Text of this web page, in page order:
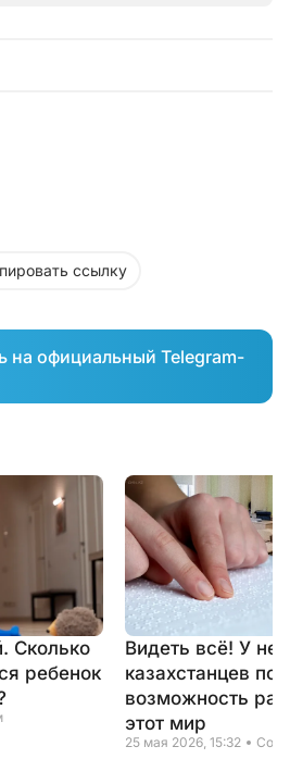
ссылку
на официальный Telegram-
Сколько
ребенок
Видеть всё! У
казахстанцев
возможность
этот мир
25 мая 2026, 15:32